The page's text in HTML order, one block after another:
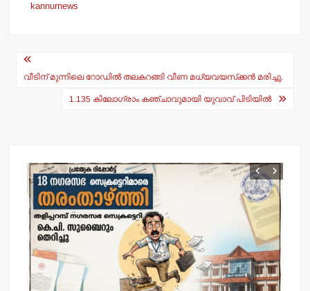
at
p
o
o
kannurnews
Post
navigation
വീടിന് മുന്നിലെ റോഡില്‍ തലകറങ്ങി വീണ മധ്യവയസ്‌ക്കന്‍ മരിച്ചു.
1.135 കിലോഗ്രാം കഞ്ചാവുമായി യുവാവ് പിടിയില്‍